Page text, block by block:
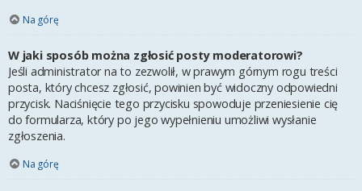
Na górę
W jaki sposób można zgłosić posty moderatorowi?
Jeśli administrator na to zezwolił, w prawym górnym rogu treści
posta, który chcesz zgłosić, powinien być widoczny odpowiedni
przycisk. Naciśnięcie tego przycisku spowoduje przeniesienie cię
do formularza, który po jego wypełnieniu umożliwi wysłanie
zgłoszenia.
Na górę